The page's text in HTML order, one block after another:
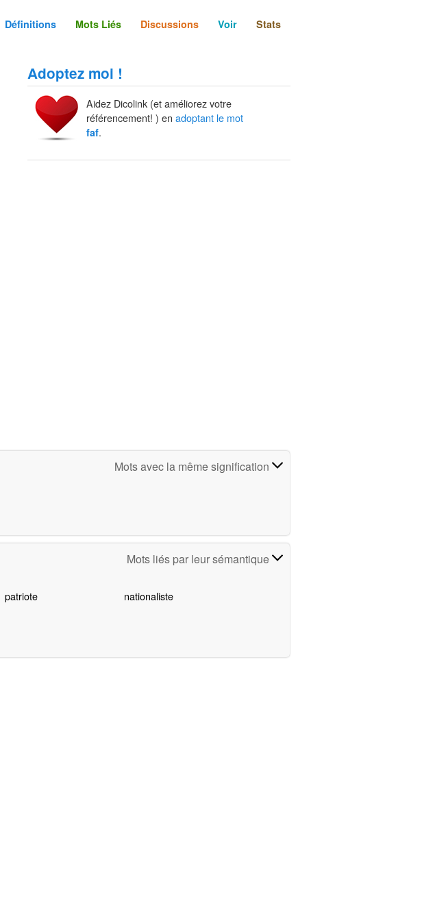
Définitions Mots Liés Discussions Voir Stats
Adoptez moi !
Aidez Dicolink (et améliorez votre
référencement! ) en adoptant le mot
faf.
Mots avec la même signification
Mots liés par leur sémantique
patriote nationaliste